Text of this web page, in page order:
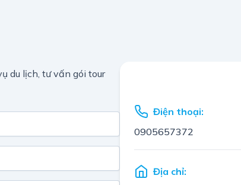
du lịch, tư vấn gói tour
Điện thoại:
0905657372
Địa chỉ: